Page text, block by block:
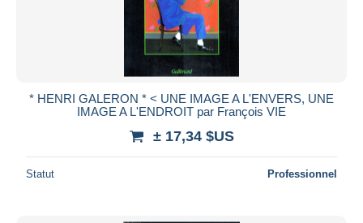
* HENRI GALERON * < UNE IMAGE A L'ENVERS, UNE
IMAGE A L'ENDROIT par François VIE
± 17,34 $US
Statut Professionnel